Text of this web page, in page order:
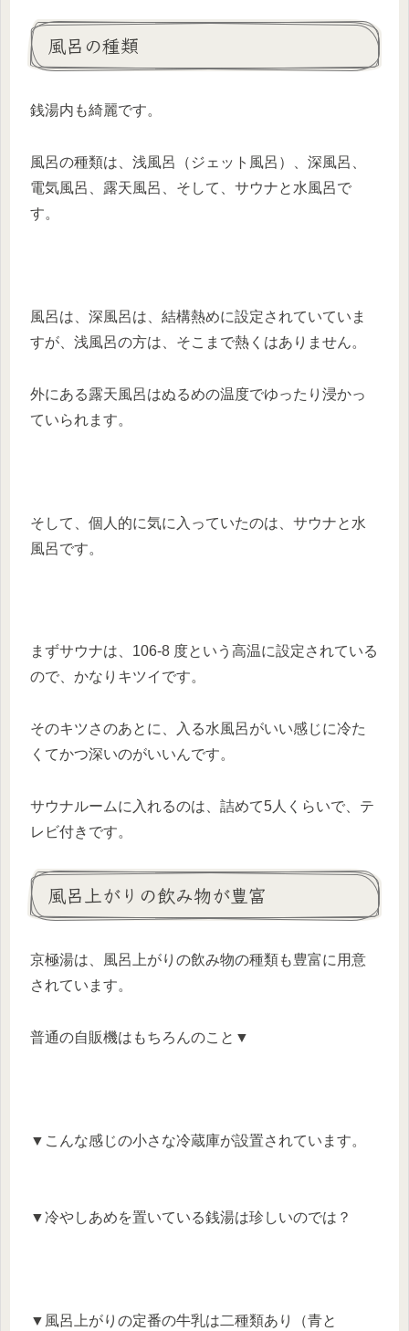
風呂の種類
銭湯内も綺麗です。
風呂の種類は、浅風呂（ジェット風呂）、深風呂、
電気風呂、露天風呂、そして、サウナと水風呂で
す。
風呂は、深風呂は、結構熱めに設定されていていま
すが、浅風呂の方は、そこまで熱くはありません。
外にある露天風呂はぬるめの温度でゆったり浸かっ
ていられます。
そして、個人的に気に入っていたのは、サウナと水
風呂です。
まずサウナは、106-8 度という高温に設定されている
ので、かなりキツイです。
そのキツさのあとに、入る水風呂がいい感じに冷た
くてかつ深いのがいいんです。
サウナルームに入れるのは、詰めて5人くらいで、テ
レビ付きです。
風呂上がりの飲み物が豊富
京極湯は、風呂上がりの飲み物の種類も豊富に用意
されています。
普通の自販機はもちろんのこと▼
▼こんな感じの小さな冷蔵庫が設置されています。
▼冷やしあめを置いている銭湯は珍しいのでは？
▼風呂上がりの定番の牛乳は二種類あり（青と